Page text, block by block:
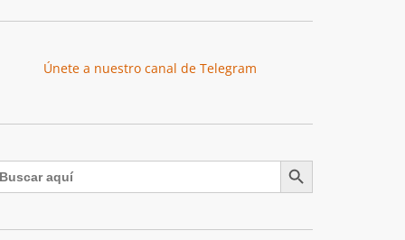
Únete a nuestro canal de Telegram
Botón de búsqueda